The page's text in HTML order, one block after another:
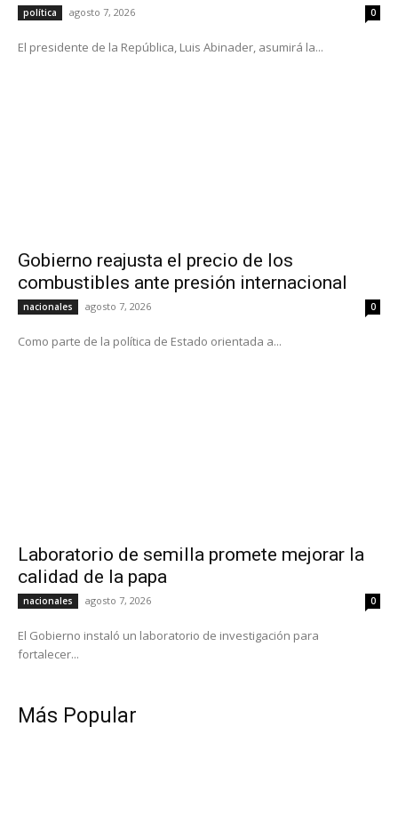
política agosto 7, 2026 0
El presidente de la República, Luis Abinader, asumirá la...
Gobierno reajusta el precio de los
combustibles ante presión internacional
nacionales agosto 7, 2026 0
Como parte de la política de Estado orientada a...
Laboratorio de semilla promete mejorar la
calidad de la papa
nacionales agosto 7, 2026 0
El Gobierno instaló un laboratorio de investigación para
fortalecer...
Más Popular